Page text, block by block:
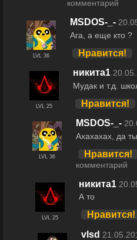
комментарий
LVL 36
MSDOS-_-
Ага, а еще кто ?
Нравится!
LVL 25
никита1
Мудак и т.д.
Нравится!
LVL 36
MSDOS-_-
Ахахахах, да
Нравится!
комментарий
LVL 25
никита1
А то
Нравится!
vlsd